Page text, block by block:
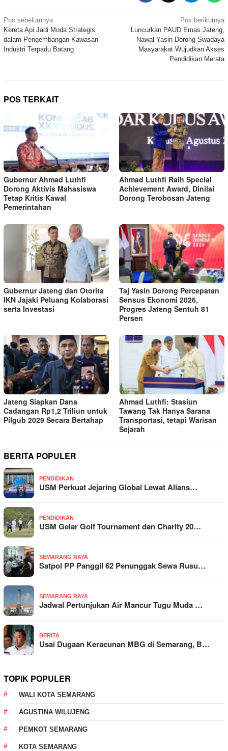
Navigasi
pos
Pos sebelumnya
Kereta Api Jadi Moda Strategis
dalam Pengembangan Kawasan
Industri Terpadu Batang
Pos berikutnya
Luncurkan PAUD Emas Jateng,
Nawal Yasin Dorong Swadaya
Masyarakat Wujudkan Akses
Pendidikan Merata
POS TERKAIT
Gubernur Ahmad Luthfi
Dorong Aktivis Mahasiswa
Tetap Kritis Kawal
Pemerintahan
Ahmad Luthfi Raih Special
Achievement Award, Dinilai
Dorong Terobosan Jateng
Gubernur Jateng dan Otorita
IKN Jajaki Peluang Kolaborasi
serta Investasi
Taj Yasin Dorong Percepatan
Sensus Ekonomi 2026,
Progres Jateng Sentuh 81
Persen
Jateng Siapkan Dana
Cadangan Rp1,2 Triliun untuk
Pilgub 2029 Secara Bertahap
Ahmad Luthfi: Stasiun
Tawang Tak Hanya Sarana
Transportasi, tetapi Warisan
Sejarah
BERITA POPULER
PENDIDIKAN
USM Perkuat Jejaring Global Lewat Alians…
PENDIDIKAN
USM Gelar Golf Tournament dan Charity 20…
SEMARANG RAYA
Satpol PP Panggil 62 Penunggak Sewa Rusu…
SEMARANG RAYA
Jadwal Pertunjukan Air Mancur Tugu Muda …
BERITA
Usai Dugaan Keracunan MBG di Semarang, B…
TOPIK POPULER
WALI KOTA SEMARANG
AGUSTINA WILUJENG
PEMKOT SEMARANG
KOTA SEMARANG